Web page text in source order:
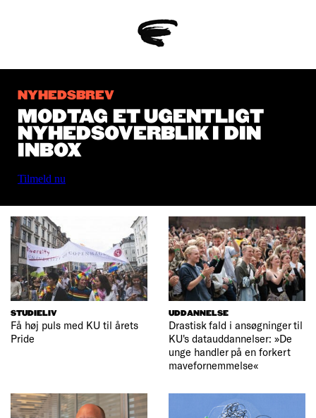
NYHEDSBREV
MODTAG ET UGENTLIGT
NYHEDSOVERBLIK I DIN
INBOX
Tilmeld nu
STUDIELIV
Få høj puls med KU til årets
Pride
UDDANNELSE
Drastisk fald i ansøgninger til
KU's datauddannelser: »De
unge handler på en forkert
mavefornemmelse«